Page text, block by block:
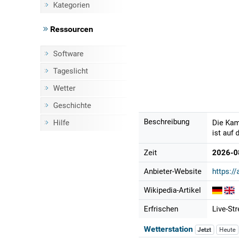
Kategorien
Ressourcen
Software
Tageslicht
Wetter
Geschichte
Hilfe
Beschreibung
Die
ist auf
Zeit 2026-
Anbieter-Website https://
Wikipedia-Artikel
Erfrischen Live-
Wetterstation Jetzt Heute